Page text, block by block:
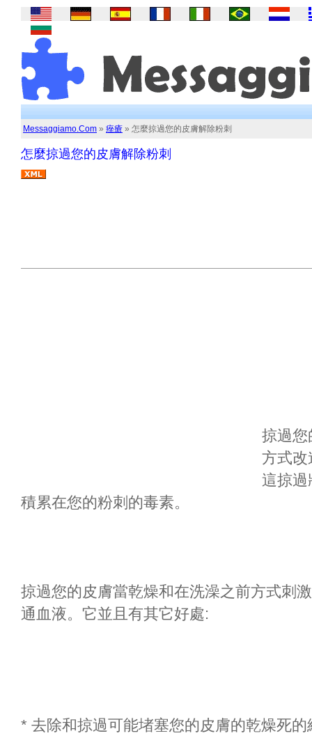
Messaggiamo.Com » 痤瘡 » 怎麼掠過您的皮膚解除粉刺
怎麼掠過您的皮膚解除粉刺
掠過您
方式改
這掠過
積累在您的粉刺的毒素。
掠過您的皮膚當乾燥和在洗澡之前方式刺
通血液。它並且有其它好處:
* 去除和掠過可能堵塞您的皮膚的乾燥死的